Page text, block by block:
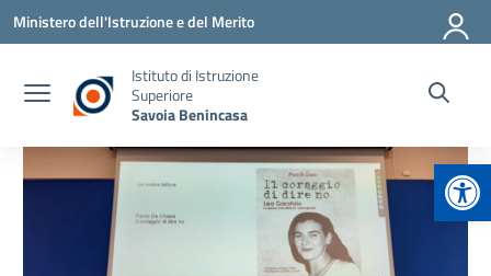
Vai ai contenuti
Vai al menu di navigazione
Vai al footer
Ministero dell'Istruzione e del Merito
Istituto di Istruzione
Superiore
Savoia Benincasa